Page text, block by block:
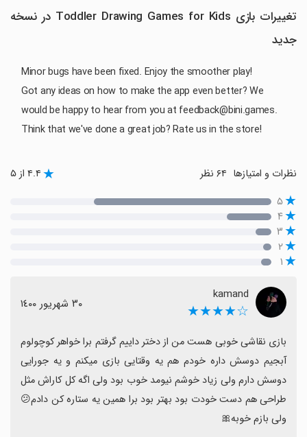
تغییرات بازی Toddler Drawing Games for Kids در نسخه
جدید
Minor bugs have been fixed. Enjoy the smoother play!
Got any ideas on how to make the app even better? We
would be happy to hear from you at feedback@bini.games.
Think that we've done a great job? Rate us in the store!
نظرات و امتیازها ۴.۴ از ۵
۵
۴
۳
۲
۱
kamand
☆★★★★ ٣٠ شهریور ١٤٠٠
طراحی هم دست خودت بود بهتر بود برا همین یه ستاره کن دادم😕
ولی بازم خوبه🎀